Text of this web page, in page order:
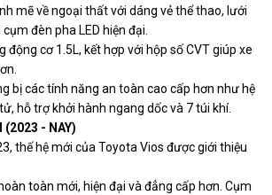
mẽ về ngoại thất với dáng vẻ thể thao, lưới
đèn pha LED hiện đại.
động cơ 1.5L, kết hợp với hộp số CVT giúp xe
bị các tính năng an toàn cao cấp hơn như hệ
hỗ trợ khởi hành ngang dốc và 7 túi khí.
(2023 - NAY)
thế hệ mới của Toyota Vios được giới thiệu
toàn mới, hiện đại và đẳng cấp hơn. Cụm